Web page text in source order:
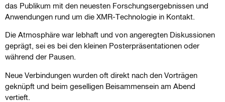
das Publikum mit den neuesten Forschungsergebnissen und
Anwendungen rund um die XMR-Technologie in Kontakt.
Die Atmosphäre war lebhaft und von angeregten Diskussionen
geprägt, sei es bei den kleinen Posterpräsentationen oder
während der Pausen.
Neue Verbindungen wurden oft direkt nach den Vorträgen
geknüpft und beim geselligen Beisammensein am Abend
vertieft.